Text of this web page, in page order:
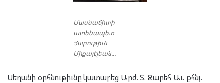
Մասնաճիւղի
ատենապետ
Յարութիւն
Միքայէլեան...
Սե­ղա­նի օրհ­նու­թիւնը կա­տա­րեց Արժ. Տ. Զա­րեհ Աւ. քհնյ.